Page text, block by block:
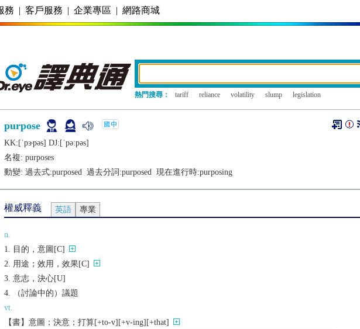
務 | 客戶服務 | 企業專區 | 網路商城
熱門搜尋： tariff reliance volatility slump legislation
purpose
KK:[ˈpɝpǝs] DJ:[ˈpǝːpǝs]
名複: purposes
動變: 過去式:purposed 過去分詞:purposed 現在進行時:purposing
權威釋義 英語 專業
n.
目的，意圖[C]
用途；效用，效果[C]
意志，決心[U]
（討論中的）議題
vt.
【書】意圖；決意；打算[+to-v][+v-ing][+that]